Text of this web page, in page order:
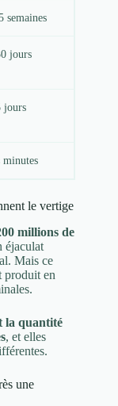
semaines
jours
jours
minutes
le vertige
millions de
éjaculat
Mais ce
produit en
la quantité
, et elles
une